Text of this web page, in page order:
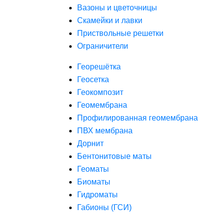
Вазоны и цветочницы
Скамейки и лавки
Приствольные решетки
Ограничители
Георешётка
Геосетка
Геокомпозит
Геомембрана
Профилированная геомембрана
ПВХ мембрана
Дорнит
Бентонитовые маты
Геоматы
Биоматы
Гидроматы
Габионы (ГСИ)